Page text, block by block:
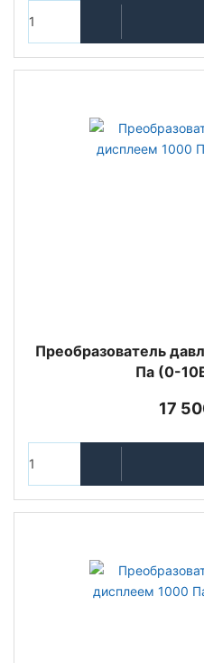
Преобразователь
Па (0-
17